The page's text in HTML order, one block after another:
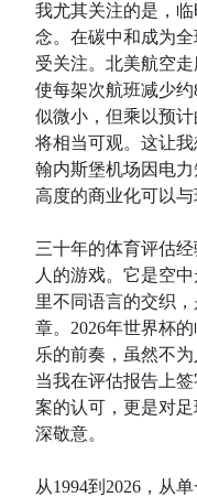
我尤其关注的是，
念。在碳中和成为
受关注。北美航空
使每架次航班减少
似微小，但乘以预
将相当可观。这让
翰内斯堡机场因电
高度的商业化可以与
三十年的体育评估
人的游戏。它是空
里不同语言的交织
章。2026年世界杯
乐的前奏，虽然不
当我在评估报告上
案的认可，更是对
深敬意。
从1994到2026，从